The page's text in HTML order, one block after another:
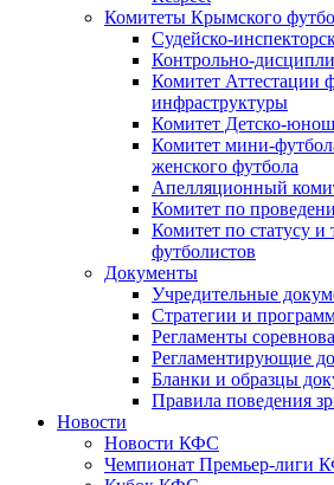
Комитеты Крымского
Судейско-
Контрольно-
Комитет Аттестации
инфраструктуры
Комитет Детско-
Комитет мини-
женского футбола
Апелляционный
Комитет по
Комитет по статусу и
футболистов
Документы
Учредительные
Стратегии и
Регламенты
Регламентирующие
Бланки и образцы
Правила поведения
Новости
Новости КФС
Чемпионат Премьер-лиги